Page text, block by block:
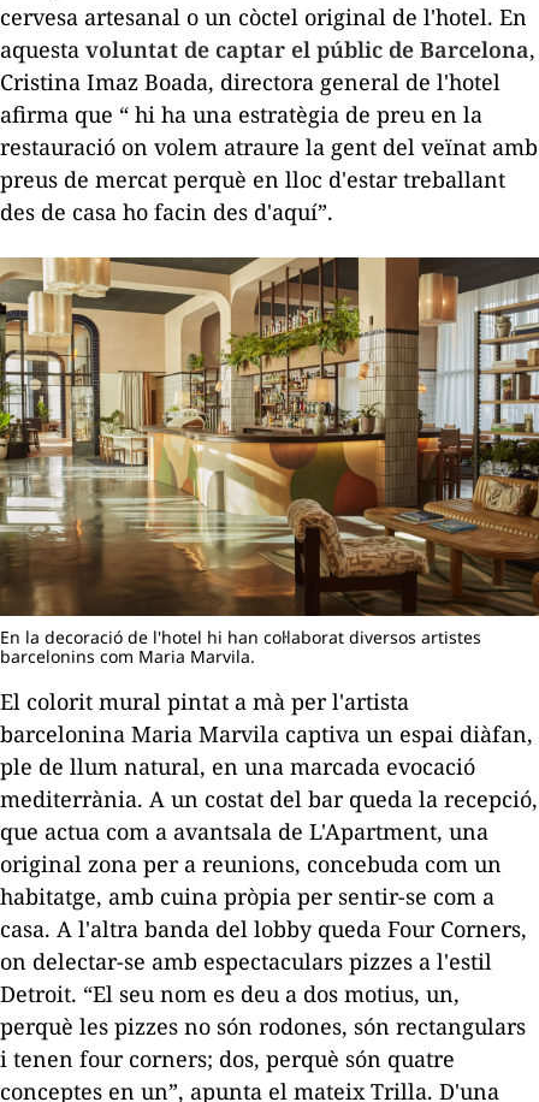
cervesa artesanal o un còctel original de l'hotel. En
aquesta voluntat de captar el públic de Barcelona,
Cristina Imaz Boada, directora general de l'hotel
afirma que “ hi ha una estratègia de preu en la
restauració on volem atraure la gent del veïnat amb
preus de mercat perquè en lloc d'estar treballant
des de casa ho facin des d'aquí”.
En la decoració de l'hotel hi han col·laborat diversos artistes
barcelonins com Maria Marvila.
El colorit mural pintat a mà per l'artista
barcelonina Maria Marvila captiva un espai diàfan,
ple de llum natural, en una marcada evocació
mediterrània. A un costat del bar queda la recepció,
que actua com a avantsala de L'Apartment, una
original zona per a reunions, concebuda com un
habitatge, amb cuina pròpia per sentir-se com a
casa. A l'altra banda del lobby queda Four Corners,
on delectar-se amb espectaculars pizzes a l'estil
Detroit. “El seu nom es deu a dos motius, un,
perquè les pizzes no són rodones, són rectangulars
i tenen four corners; dos, perquè són quatre
conceptes en un”, apunta el mateix Trilla. D'una